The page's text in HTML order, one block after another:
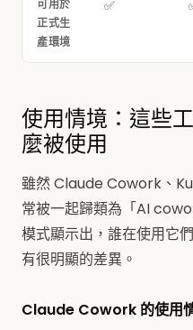
可用於
正式生
產環境
✅
使用情境：這些
麼被使用
雖然 Claude Cowork、
常被一起歸類為「AI
模式顯示出，誰在使用它
有很明顯的差異。
Claude Cowork 的使用